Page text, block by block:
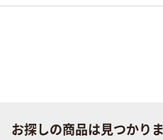
お探しの商品は見つかり